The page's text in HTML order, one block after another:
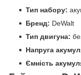
Тип набору:
Бренд: DeWalt
Тип двигуна:
Напруга
Ємність